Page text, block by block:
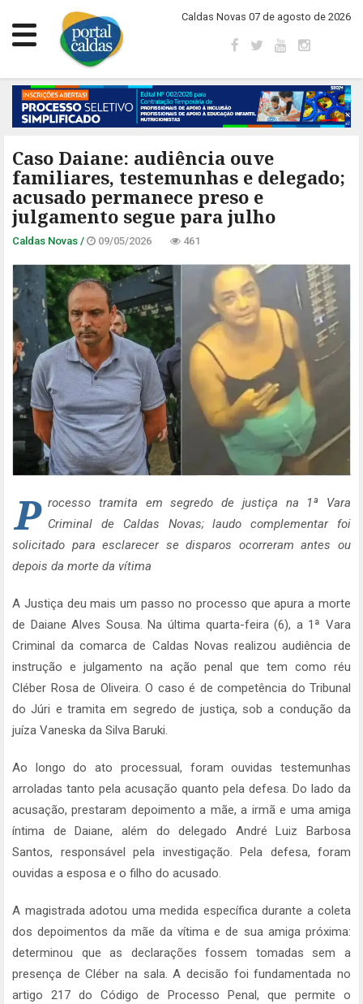
Caldas Novas 07 de agosto de 2026
Caso Daiane: audiência ouve
familiares, testemunhas e delegado;
acusado permanece preso e
julgamento segue para julho
Caldas Novas / 09/05/2026 461
P rocesso tramita em segredo de justiça na 1ª Vara
Criminal de Caldas Novas; laudo complementar foi
solicitado para esclarecer se disparos ocorreram antes ou
depois da morte da vítima
A Justiça deu mais um passo no processo que apura a morte
de Daiane Alves Sousa. Na última quarta-feira (6), a 1ª Vara
Criminal da comarca de Caldas Novas realizou audiência de
instrução e julgamento na ação penal que tem como réu
Cléber Rosa de Oliveira. O caso é de competência do Tribunal
do Júri e tramita em segredo de justiça, sob a condução da
juíza Vaneska da Silva Baruki.
Ao longo do ato processual, foram ouvidas testemunhas
arroladas tanto pela acusação quanto pela defesa. Do lado da
acusação, prestaram depoimento a mãe, a irmã e uma amiga
íntima de Daiane, além do delegado André Luiz Barbosa
Santos, responsável pela investigação. Pela defesa, foram
ouvidas a esposa e o filho do acusado.
A magistrada adotou uma medida específica durante a coleta
dos depoimentos da mãe da vítima e de sua amiga próxima:
determinou que as declarações fossem tomadas sem a
presença de Cléber na sala. A decisão foi fundamentada no
artigo 217 do Código de Processo Penal, que permite o